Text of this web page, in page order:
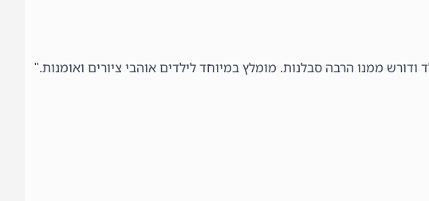
ממנו הרבה סבלנות. מומלץ במיוחד לילדים אוהבי ציורים ואומנות."